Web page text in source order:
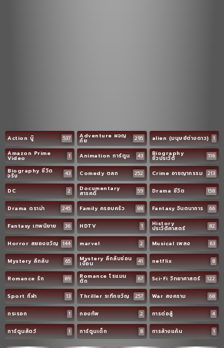
Action บู๊ 537 Adventure ผจญ
ภัย 295 alien (มนุษย์ต่างดาว) 1
Amazon Prime
Video 1 Animation การ์ตูน 43 Biography
ชีวประวัติ
116
Biography ชีวิต
จริง 43 Comedy ตลก 252 Crime อาชญากรรม 213
DC 2 Documentary
สารคดี 59 Drama ชีวิต 158
Drama ดราม่า 245 Family ครอบครัว 88 Fantasy จินตนาการ 66
Fantasy เทพนิยาย 36 HDTV 1 History
ประวัติศาสตร์ 82
Horror สยองขวัญ 144 marvel 2 Musical เพลง 63
Mystery ลึกลับ 65 Mystery ลึกลับซ่อน
เงื่อน 41 netflix 8
Romance รัก 89 Romance โรแมน
ติก 67 Sci-Fi วิทยาศาสตร์ 122
Sport กีฬา 13 Thriller ระทึกขวัญ 257 War สงคราม 68
กระรอก 1 กองทัพ 2 การต่อสู้ 4
การ์ตูนสัตว์ 1 การ์ตูนเด็ก 8 การล้างแค้น 1